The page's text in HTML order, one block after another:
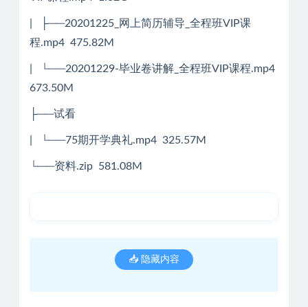
| ├──20201225_网上简历辅导_全程班VIP课
程.mp4 475.82M
| └──20201229-毕业卷讲解_全程班VIP课程.mp4
673.50M
├──试看
| └──75期开学典礼.mp4 325.57M
└──资料.zip 581.08M
📥 隐藏内容